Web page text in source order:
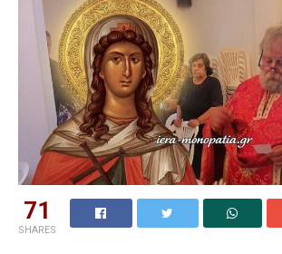
71
SHARES